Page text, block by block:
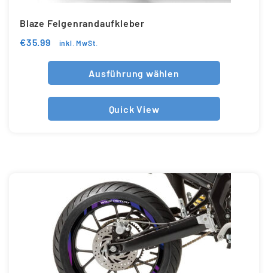
Blaze Felgenrandaufkleber
€35.99 inkl. MwSt.
Ausführung wählen
Quick View